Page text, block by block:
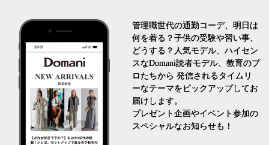
管理職世代の通勤コーデ、明日は
何を着る？子供の受験や習い事、
どうする？人気モデル、ハイセン
スなDomani読者モデル、教育のプ
ロたちから 発信されるタイムリ
ーなテーマをピックアップしてお
届けします。
プレゼント企画やイベント参加の
スペシャルなお知らせも！